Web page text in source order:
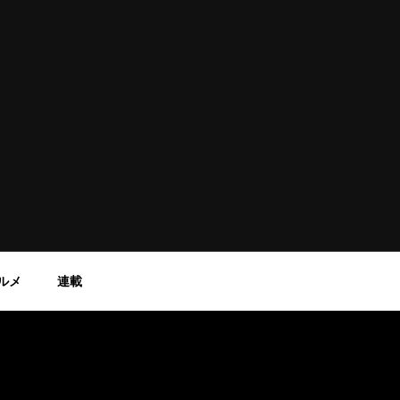
メ 連載